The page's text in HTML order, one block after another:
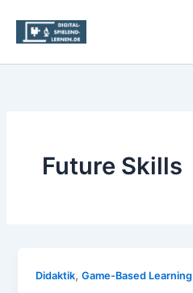
Inhalt
springen
Future Skills
Didaktik,Game-Based Learning